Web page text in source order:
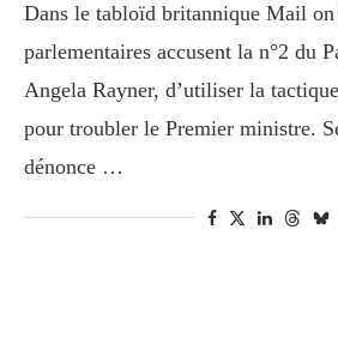
Dans le tabloïd britannique Mail on
parlementaires accusent la n°2 du
Angela Rayner, d’utiliser la
pour troubler le Premier ministre.
dénonce …